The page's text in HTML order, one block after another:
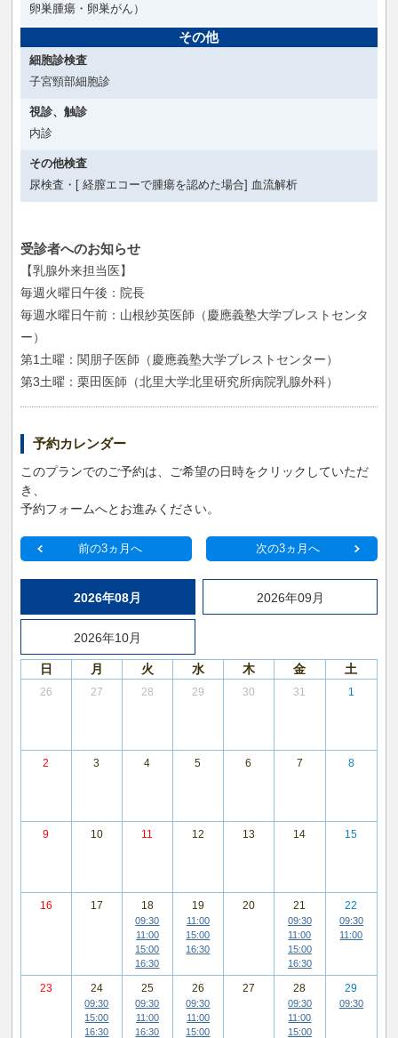
卵巣腫瘍・卵巣がん）
その他
細胞診検査
子宮頸部細胞診
視診、触診
内診
その他検査
尿検査・[ 経膣エコーで腫瘍を認めた場合] 血流解析
受診者へのお知らせ
【乳腺外来担当医】
毎週火曜日午後：院長
毎週水曜日午前：山根紗英医師（慶應義塾大学ブレストセンタ
ー）
第1土曜：関朋子医師（慶應義塾大学ブレストセンター）
第3土曜：栗田医師（北里大学北里研究所病院乳腺外科）
予約カレンダー
このプランでのご予約は、ご希望の日時をクリックしていただ
き、
予約フォームへとお進みください。
前の3ヵ月へ 次の3ヵ月へ
2026年08月 2026年09月
2026年10月
日 月 火 水 木 金 土
26 27 28 29 30 31 1
2 3 4 5 6 7 8
9 10 11 12 13 14 15
16 17 18
09:30
11:00
15:00
16:30
19
11:00
15:00
16:30
20 21
09:30
11:00
15:00
16:30
22
09:30
11:00
23 24
09:30
15:00
16:30
25
09:30
11:00
16:30
26
09:30
11:00
15:00
27 28
09:30
11:00
15:00
29
09:30